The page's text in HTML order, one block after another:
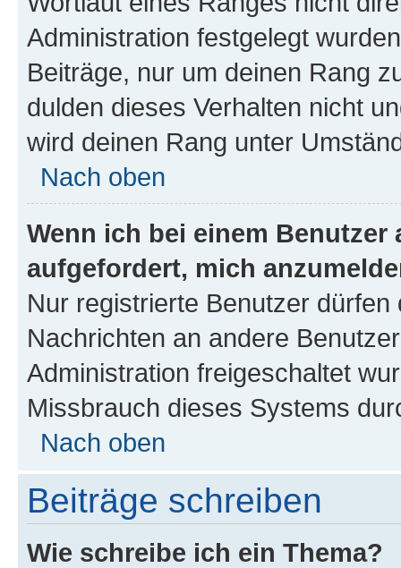
Administration festgelegt
Beiträge, nur um deinen Rang
dulden dieses Verhalten nicht
wird deinen Rang unter
Nach oben
Wenn ich bei einem
aufgefordert, mich
Nur registrierte Benutzer
Nachrichten an andere
Administration freigeschaltet
Missbrauch dieses Systems
Nach oben
Beiträge schreiben
Wie schreibe ich ein Thema?